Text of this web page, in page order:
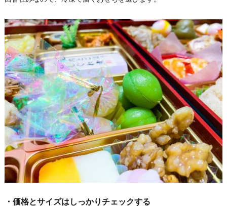
・価格とサイズはしっかりチェックする